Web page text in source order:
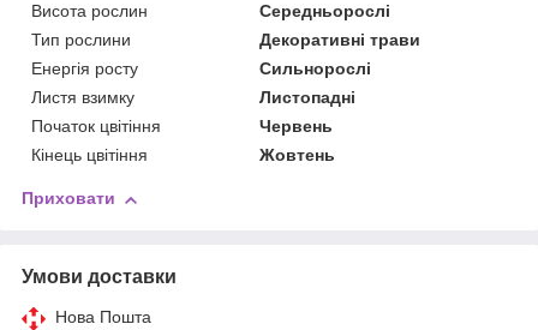
Висота рослин
Середньорослі
Тип рослини
Декоративні трави
Енергія росту
Сильнорослі
Листя взимку
Листопадні
Початок цвітіння
Червень
Кінець цвітіння
Жовтень
Приховати
Умови доставки
Нова Пошта